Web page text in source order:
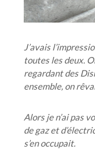
J’avais
toutes les deux.
regardant des
ensemble, on
Alors je n’ai pas
de gaz et
s’en occupait.